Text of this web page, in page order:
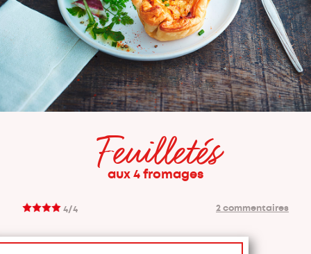
Feuilletés
aux 4 fromages
4/4 2 commentaires